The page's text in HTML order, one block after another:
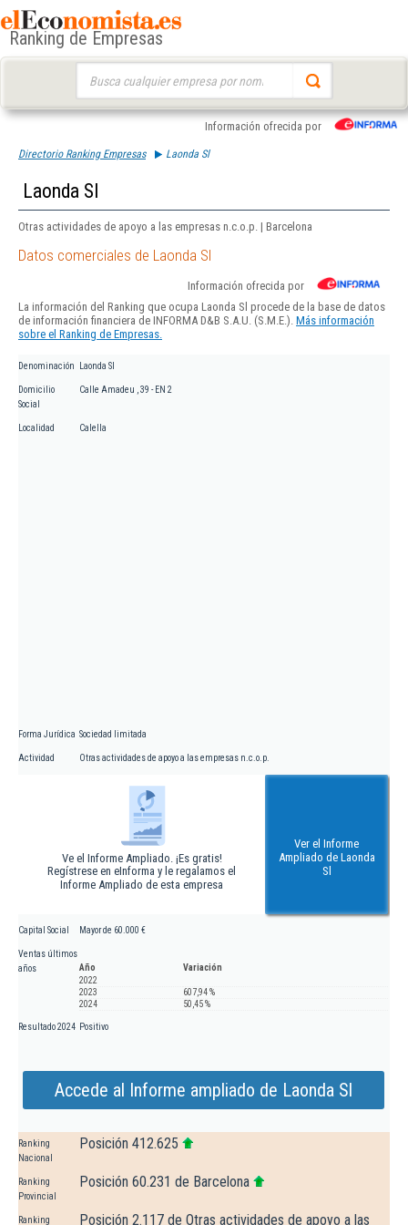
Ranking de Empresas
Información ofrecida por
Directorio Ranking Empresas Laonda Sl
Laonda Sl
Otras actividades de apoyo a las empresas n.c.o.p. | Barcelona
Datos comerciales de Laonda Sl
Información ofrecida por
La información del Ranking que ocupa Laonda Sl procede de la base de datos
de información financiera de INFORMA D&B S.A.U. (S.M.E.). Más información
sobre el Ranking de Empresas.
Denominación Laonda Sl
Domicilio
Social
Calle Amadeu , 39 - EN 2
Localidad Calella
Forma Jurídica Sociedad limitada
Actividad Otras actividades de apoyo a las empresas n.c.o.p.
Ve el Informe Ampliado. ¡Es gratis!
Regístrese en eInforma y le regalamos el
Informe Ampliado de esta empresa
Ver el Informe
Ampliado de Laonda
Sl
Capital Social Mayor de 60.000 €
Ventas últimos
años
Año
Variación
2022
2023
607,94 %
2024
50,45 %
Resultado 2024 Positivo
Accede al Informe ampliado de Laonda Sl
Ranking
Nacional
Posición 412.625
Ranking
Provincial
Posición 60.231 de Barcelona
Ranking
Posición 2.117 de Otras actividades de apoyo a las